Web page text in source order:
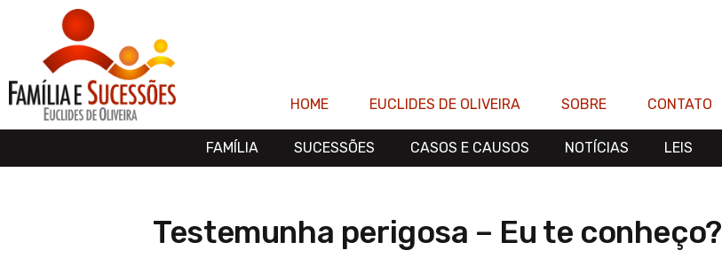
conteúdo
HOME
EUCLIDES DE OLIVEIRA SOBRE CONTATO
FAMÍLIA SUCESSÕES CASOS E CAUSOS NOTÍCIAS LEIS
Testemunha perigosa – Eu te conheço?